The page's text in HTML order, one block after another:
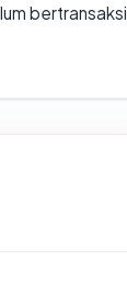
bertransaksi